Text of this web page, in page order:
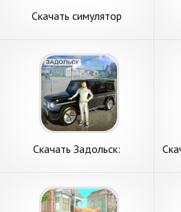
Скачать симулятор
монеты] APK на Андроид
Скачать Задольск:
Андроид